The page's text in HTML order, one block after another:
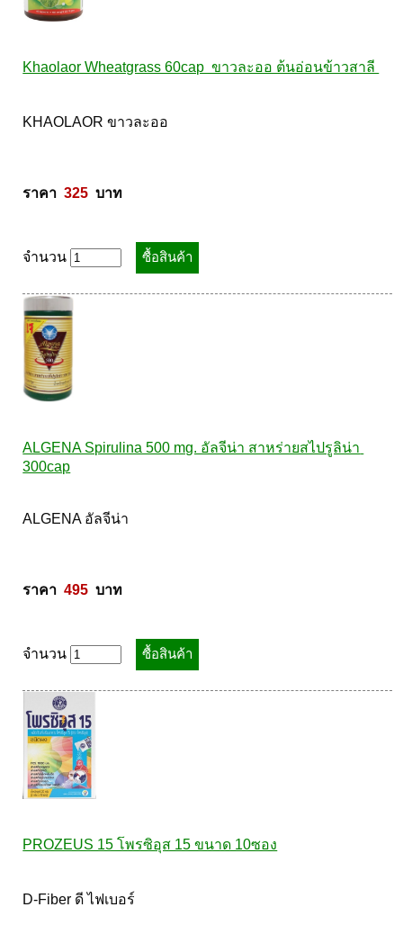
Khaolaor Wheatgrass 60cap  ขาวละออ ต้นอ่อนข้าวสาลี
KHAOLAOR ขาวละออ
ราคา 325
  บาท
จำนวน
ALGENA Spirulina 500 mg. อัลจีน่า สาหร่ายสไปรูลิน่า
300cap
ALGENA อัลจีน่า
ราคา 495
  บาท
จำนวน
PROZEUS 15 โพรซิอุส 15 ขนาด 10ซอง
D-Fiber ดี ไฟเบอร์